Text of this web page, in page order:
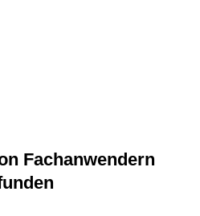
Fachanwendern